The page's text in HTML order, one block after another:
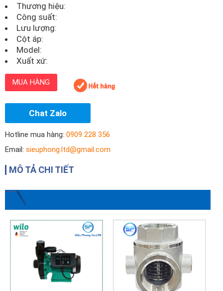
Thương hiệu:
Công suất:
Lưu lượng:
Cột áp:
Model:
Xuất xứ:
MUA HÀNG
Chat Zalo
Hotline mua hàng: 0909 228 356
Email: sieuphong.ltd@gmail.com
MÔ TẢ CHI TIẾT